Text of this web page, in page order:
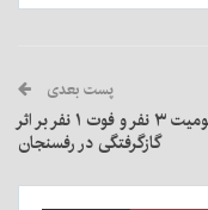
پست بعدی
مسمومیت ۳ نفر و فوت ۱ نفر بر اثر
گازگرفتگی در رفسنجان